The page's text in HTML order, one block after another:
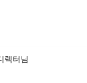
렉터님